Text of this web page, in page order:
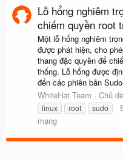
Lỗ hổng nghiêm
chiếm quyền root
Một lỗ hổng nghiêm
được phát hiện, cho
thang đặc quyền để
thống. Lỗ hổng được
đến các phiên bản
WhiteHat Team
Chủ đề
linux root sudo
mạng